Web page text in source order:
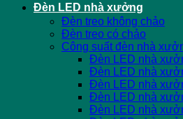
Đèn LED nhà xưởng
Đèn treo không chảo
Đèn treo có chảo
Công suất đèn nhà
Đèn LED nhà
Đèn LED nhà
Đèn LED nhà
Đèn LED nhà
Đèn LED nhà